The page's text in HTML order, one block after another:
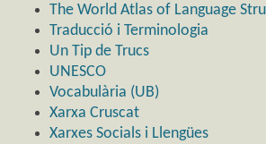
The World Atlas of Language
Traducció i Terminologia
Un Tip de Trucs
UNESCO
Vocabulària (UB)
Xarxa Cruscat
Xarxes Socials i Llengües